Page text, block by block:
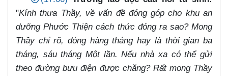
"Kính thưa Thầy, về vấn đề đóng góp cho khu an
dưỡng Phước Thiện cách thức đóng ra sao? Mong
Thầy chỉ rõ, đóng hàng tháng hay là thời gian ba
tháng, sáu tháng Một lần. Nếu nhà xa có thể gửi
theo đường bưu điện được chăng? Rất mong Thầy